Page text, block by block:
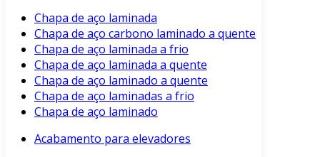
Chapa de aço laminada
Chapa de aço carbono laminado a quente
Chapa de aço laminada a frio
Chapa de aço laminada a quente
Chapa de aço laminado a quente
Chapa de aço laminadas a frio
Chapa de aço laminado
Acabamento para elevadores